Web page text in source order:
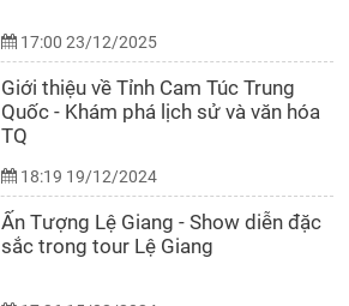
17:00 23/12/2025
Giới thiệu về Tỉnh Cam Túc Trung
Quốc - Khám phá lịch sử và văn hóa
TQ
18:19 19/12/2024
Ấn Tượng Lệ Giang - Show diễn đặc
sắc trong tour Lệ Giang